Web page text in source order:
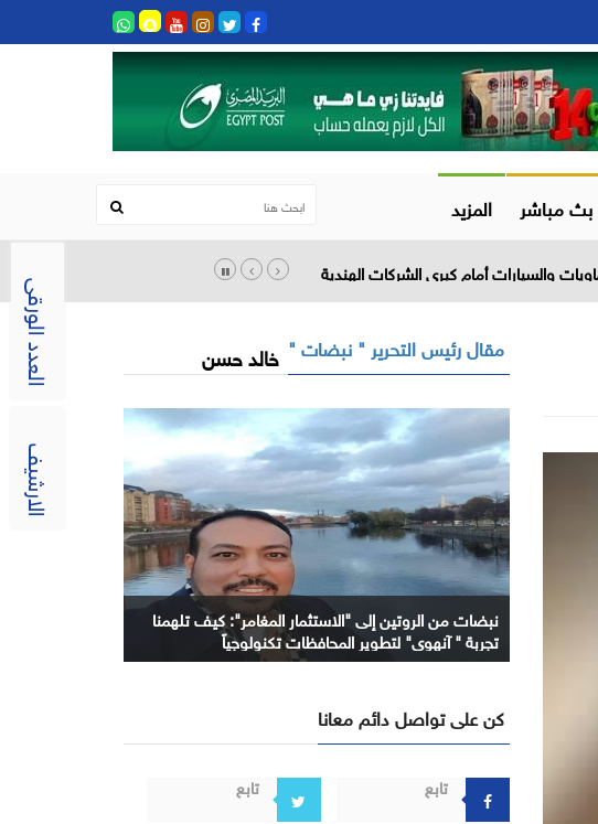
العدد الورقى
الارشيف
بث مباشر المزيد
والسيارات أمام كبرى الشركات الهندية
مقال رئيس التحرير " نبضات " خالد حسن
نبضات من الروتين إلى "الاستثمار المغامر": كيف تلهمنا
تجربة " آنهوي" لتطوير المحافظات تكنولوجياً
كن على تواصل دائم معانا
تابع
تابع